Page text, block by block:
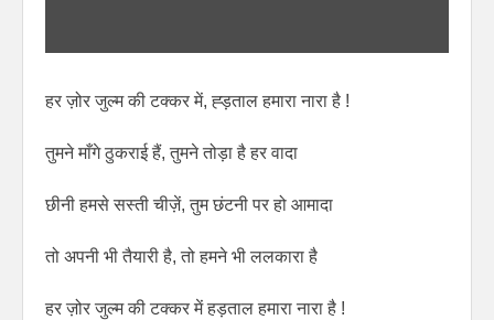
हर ज़ोर जुल्म की टक्कर में, ह्ड़ताल हमारा नारा है !
तुमने माँगे ठुकराई हैं, तुमने तोड़ा है हर वादा
छीनी हमसे सस्ती चीज़ें, तुम छंटनी पर हो आमादा
तो अपनी भी तैयारी है, तो हमने भी ललकारा है
हर ज़ोर जुल्म की टक्कर में हड़ताल हमारा नारा है !